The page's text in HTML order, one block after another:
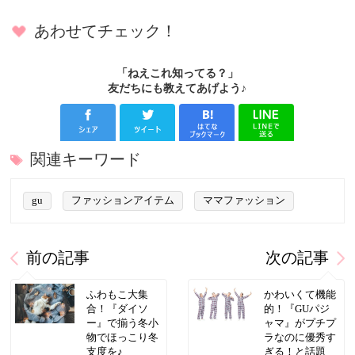
あわせてチェック！
「ねえこれ知ってる？」
友だちにも教えてあげよう♪
関連キーワード
gu ファッションアイテム ママファッション
前の記事
ふわもこ大集
合！『ダイソ
ー』で揃う冬小
物でほっこり冬
支度を♪
次の記事
かわいくて機能
的！『GUパジ
ャマ』がプチプ
ラなのに優秀す
ぎる！と話題